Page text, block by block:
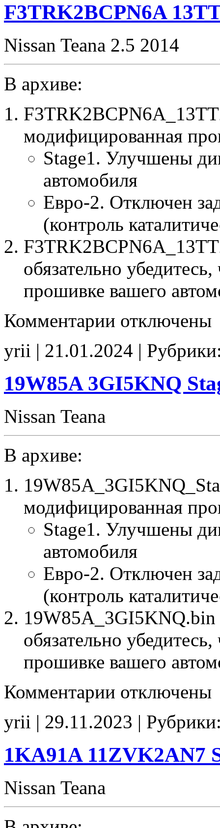
F3TRK2BCPN6A
Nissan Teana 2.5 2014
В архиве:
модифицированная
Stage1. Улучшены
автомобиля
Евро-2. Отключен
(контроль
обязательно
прошивке вашего
Комментарии записи
Stage1
E2
отключены
yrii | 21.01.2024 |
19W85A 3GI5KNQ
Nissan Teana
В архиве:
модифицированная
Stage1. Улучшены
автомобиля
Евро-2. Отключен
(контроль
19W85A_3GI5KNQ.bin
обязательно
прошивке вашего
Комментарии записи
Stage1
E2Catoff
отключены
yrii | 29.11.2023 |
1KA91A 11ZVK2AN7
Nissan Teana